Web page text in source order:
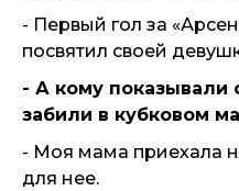
- Первый гол за
посвятил своей
- А кому показывали
забили в кубковом
- Моя мама приехала
для нее.